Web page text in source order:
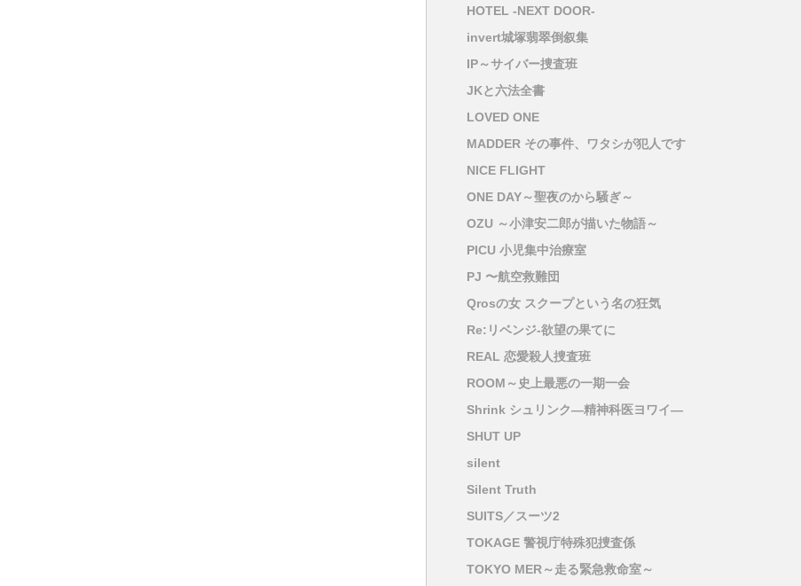
HOTEL -NEXT DOOR-
invert城塚翡翠倒叙集
IP～サイバー捜査班
JKと六法全書
LOVED ONE
MADDER その事件、ワタシが犯人です
NICE FLIGHT
ONE DAY～聖夜のから騒ぎ～
OZU ～小津安二郎が描いた物語～
PICU 小児集中治療室
PJ 〜航空救難団
Qrosの女 スクープという名の狂気
Re:リベンジ-欲望の果てに
REAL 恋愛殺人捜査班
ROOM～史上最悪の一期一会
Shrink シュリンク―精神科医ヨワイ―
SHUT UP
silent
Silent Truth
SUITS／スーツ2
TOKAGE 警視庁特殊犯捜査係
TOKYO MER～走る緊急救命室～